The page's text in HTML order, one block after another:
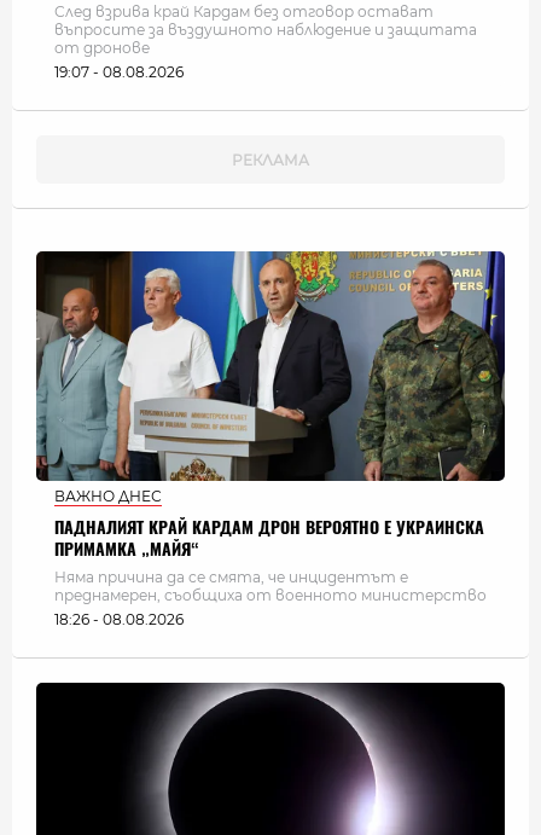
След взрива край Кардам без отговор остават
въпросите за въздушното наблюдение и защитата
от дронове
19:07 - 08.08.2026
ВАЖНО ДНЕС
ПАДНАЛИЯТ КРАЙ КАРДАМ ДРОН ВЕРОЯТНО Е УКРАИНСКА
ПРИМАМКА „МАЙЯ“
Няма причина да се смята, че инцидентът е
преднамерен, съобщиха от военното министерство
18:26 - 08.08.2026